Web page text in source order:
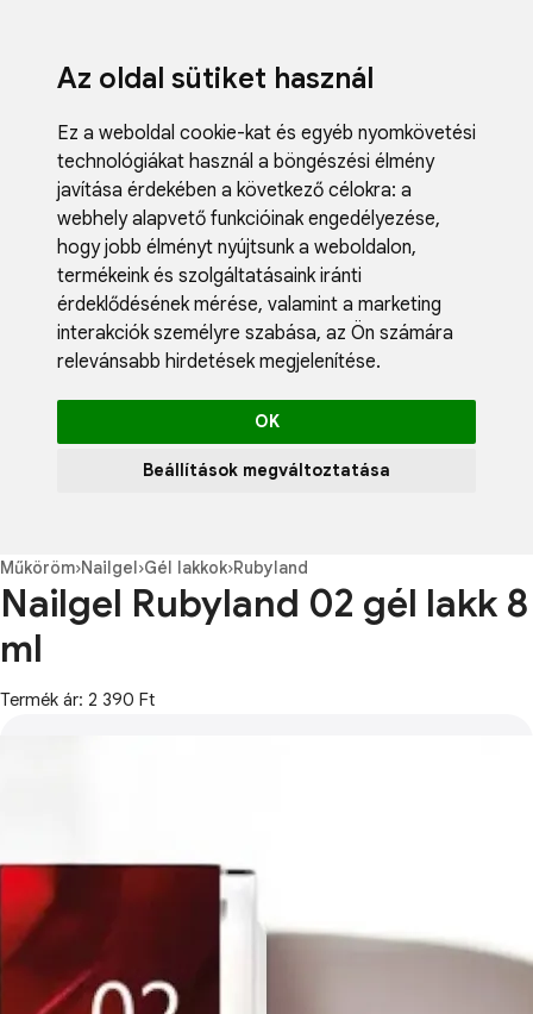
Az oldal sütiket használ
Ez a weboldal cookie-kat és egyéb nyomkövetési
technológiákat használ a böngészési élmény
javítása érdekében a következő célokra: a
webhely alapvető funkcióinak engedélyezése,
hogy jobb élményt nyújtsunk a weboldalon,
termékeink és szolgáltatásaink iránti
érdeklődésének mérése, valamint a marketing
interakciók személyre szabása, az Ön számára
relevánsabb hirdetések megjelenítése.
OK
Beállítások megváltoztatása
Blog
Műköröm›Nailgel›Gél lakkok›Rubyland
Nailgel Rubyland 02 gél lakk 8
ml
Termék ár: 2 390 Ft